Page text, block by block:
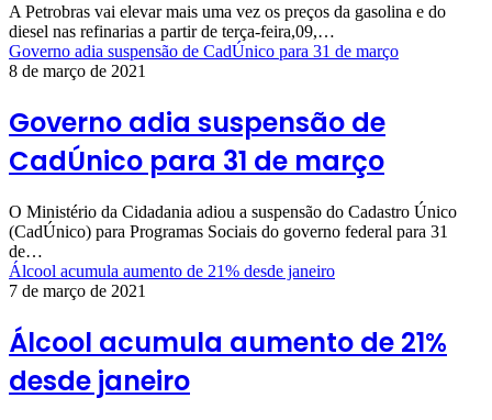
A Petrobras vai elevar mais uma vez os preços da gasolina e do
diesel nas refinarias a partir de terça-feira,09,…
Governo adia suspensão de CadÚnico para 31 de março
8 de março de 2021
Governo adia suspensão de
CadÚnico para 31 de março
O Ministério da Cidadania adiou a suspensão do Cadastro Único
(CadÚnico) para Programas Sociais do governo federal para 31
de…
Álcool acumula aumento de 21% desde janeiro
7 de março de 2021
Álcool acumula aumento de 21%
desde janeiro